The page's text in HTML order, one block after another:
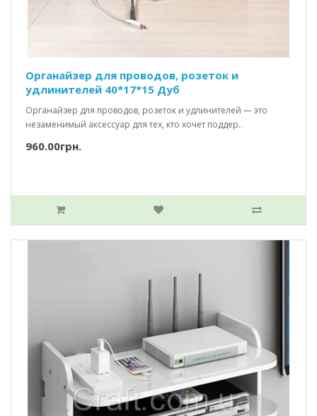
Органайзер для проводов, розеток и
удлинителей 40*17*15 Дуб
Органайзер для проводов, розеток и удлинителей — это
незаменимый аксессуар для тех, кто хочет поддер..
960.00грн.